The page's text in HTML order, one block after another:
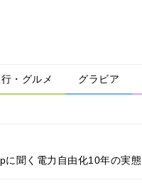
・グルメ グラビア
に聞く電力自由化10年の実態